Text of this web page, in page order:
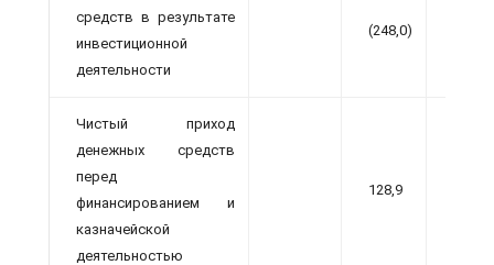
средств в результате
инвестиционной
деятельности
(248,0)
Чистый приход
денежных средств
перед
финансированием и
казначейской
деятельностью
128,9